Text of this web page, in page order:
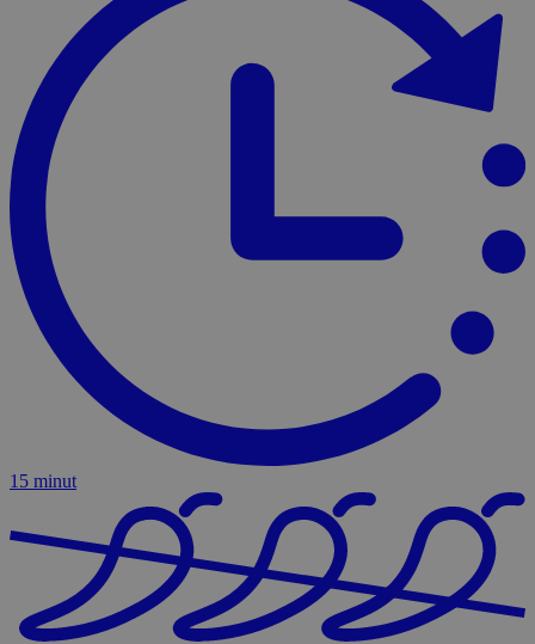
15 minut